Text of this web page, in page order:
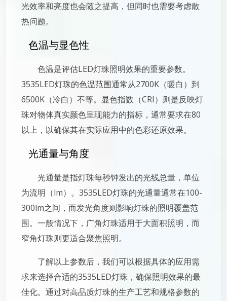
光效率和亮度也会随之提高，但同时也需要考虑散
热问题。
色温与显色性
色温是评估LED灯珠照明效果的重要参数。
3535LED灯珠的色温范围通常从2700K（暖白）到
6500K（冷白）不等。显色指数（CRI）则是反映灯
珠对物体真实颜色呈现能力的指标，通常要求在80
以上，以确保其在实际应用中的色彩还原效果。
光通量与角度
光通量是指灯珠每秒钟发出的光线总量，单位
为流明（lm）。3535LED灯珠的光通量通常在100-
300lm之间，而发光角度则影响灯珠的照明覆盖范
围。一般情况下，广角灯珠适用于大面积照明，而
窄角灯珠则更适合聚焦照明。
了解以上参数后，我们可以根据具体的应用需
求来选择合适的3535LED灯珠，确保照明效果的最
佳化。通过对高品质灯珠的生产工艺和规格参数的